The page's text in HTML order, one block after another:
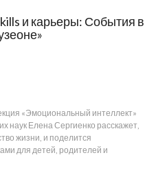
и карьеры: События в
«Эмоциональный интеллект»
наук Елена Сергиенко расскажет,
жизни, и поделится
для детей, родителей и